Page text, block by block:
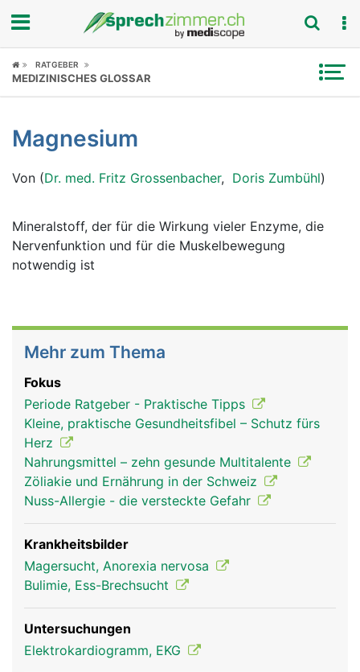
Fokus
Symptome
Untersuchungen
News
Ratgeber
RATGEBER
MEDIZINISCHES GLOSSAR
Magnesium
Von (Dr. med. Fritz Grossenbacher, Doris Zumbühl)
Mineralstoff, der für die Wirkung vieler Enzyme, die
Nervenfunktion und für die Muskelbewegung
notwendig ist
Mehr zum Thema
Fokus
Periode Ratgeber - Praktische Tipps
Kleine, praktische Gesundheitsfibel – Schutz fürs
Herz
Nahrungsmittel – zehn gesunde Multitalente
Zöliakie und Ernährung in der Schweiz
Nuss-Allergie - die versteckte Gefahr
Krankheitsbilder
Magersucht, Anorexia nervosa
Bulimie, Ess-Brechsucht
Untersuchungen
Elektrokardiogramm, EKG